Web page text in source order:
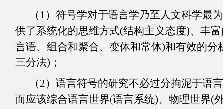
（ 1）符号学对于语言学乃至人文科学最
供了系统化的思维方式(结构主义态度)、丰
言语、组合和聚合、变体和常体)和有效的分
三分法)；
（2）语言符号的研究不必过分拘泥于语
而应该综合语言世界(语言系统)、物理世界(